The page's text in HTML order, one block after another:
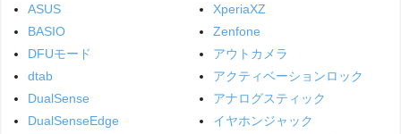
ASUS
BASIO
DFUモード
dtab
DualSense
DualSenseEdge
XperiaXZ
Zenfone
アウトカメラ
アクティベーションロック
アナログスティック
イヤホンジャック